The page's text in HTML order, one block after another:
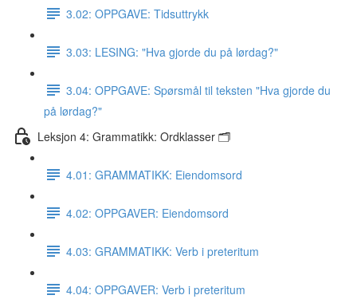
3.02: OPPGAVE: Tidsuttrykk
3.03: LESING: "Hva gjorde du på lørdag?"
3.04: OPPGAVE: Spørsmål til teksten "Hva gjorde du
på lørdag?"
Leksjon 4: Grammatikk: Ordklasser 🗂
4.01: GRAMMATIKK: Eiendomsord
4.02: OPPGAVER: Eiendomsord
4.03: GRAMMATIKK: Verb i preteritum
4.04: OPPGAVER: Verb i preteritum